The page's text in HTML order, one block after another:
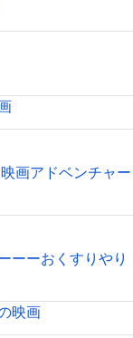
画アドベンチャー
ーーおくすりやり
映画